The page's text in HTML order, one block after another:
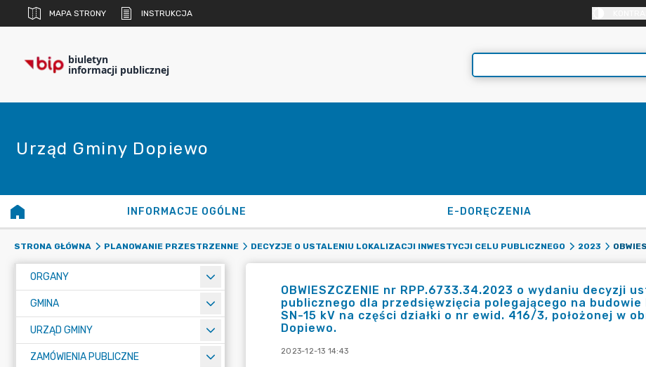
MAPA STRONY INSTRUKCJA
biuletyn
informacji publicznej
Urząd Gminy Dopiewo
INFORMACJE OGÓLNE E-DORĘCZENIA
STRONA GŁÓWNA PLANOWANIE PRZESTRZENNE DECYZJE O USTALENIU LOKALIZACJI INWESTYCJI CELU PUBLICZNEGO 2023
ORGANY
GMINA
URZĄD GMINY
ZAMÓWIENIA PUBLICZNE
OBWIESZCZENIE nr RPP.6733.34.2023 o wydaniu decyzji
publicznego dla przedsięwzięcia polegającego na
SN-15 kV na części działki o nr ewid. 416/3, położonej w
Dopiewo.
2023-12-13 14:43